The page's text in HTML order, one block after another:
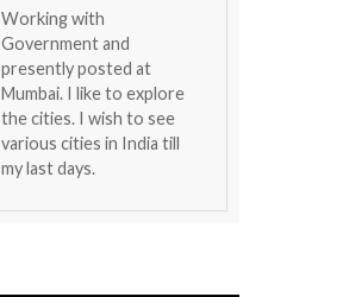
Working with
Government and
presently posted at
Mumbai. I like to explore
the cities. I wish to see
various cities in India till
my last days.